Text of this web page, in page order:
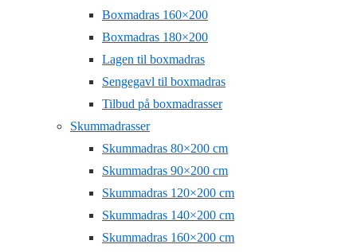
Boxmadras 160×200
Boxmadras 180×200
Lagen til boxmadras
Sengegavl til boxmadras
Tilbud på boxmadrasser
Skummadrasser
Skummadras 80×200 cm
Skummadras 90×200 cm
Skummadras 120×200 cm
Skummadras 140×200 cm
Skummadras 160×200 cm